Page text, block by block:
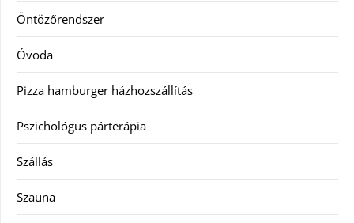
Öntözőrendszer
Óvoda
Pizza hamburger házhozszállítás
Pszichológus párterápia
Szállás
Szauna